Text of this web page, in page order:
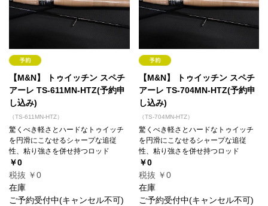
【M&N】 トゥイッチン スペチ
アーレ TS-611MN-HTZ(予約申
し込み)
（TS-611MN-HTZ）
驚くべき軽さとハードなトゥイッチ
を円滑にこなせるシャープな追従
性、粘り強さを併せ持つロッド
￥0
税抜 ￥0
在庫
ご予約受付中(キャンセル不可)
【M&N】 トゥイッチン スペチ
アーレ TS-704MN-HTZ(予約申
し込み)
（TS-704MN-HTZ）
驚くべき軽さとハードなトゥイッチ
を円滑にこなせるシャープな追従
性、粘り強さを併せ持つロッド
￥0
税抜 ￥0
在庫
ご予約受付中(キャンセル不可)